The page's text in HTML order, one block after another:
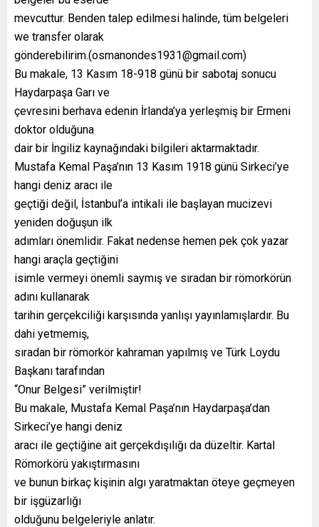
mevcuttur. Benden talep edilmesi halinde, tüm belgeleri
we transfer olarak
gönderebilirim.(osmanondes1931@gmail.com)
Bu makale, 13 Kasım 18-918 günü bir sabotaj sonucu
Haydarpaşa Garı ve
çevresini berhava edenin İrlanda’ya yerleşmiş bir Ermeni
doktor olduğuna
dair bir İngiliz kaynağındaki bilgileri aktarmaktadır.
Mustafa Kemal Paşa’nın 13 Kasım 1918 günü Sirkeci’ye
hangi deniz aracı ile
geçtiği değil, İstanbul’a intikali ile başlayan mucizevi
yeniden doğuşun ilk
adımları önemlidir. Fakat nedense hemen pek çok yazar
hangi araçla geçtiğini
isimle vermeyi önemli saymış ve sıradan bir römorkörün
adını kullanarak
tarihin gerçekciliği karşısında yanlışı yayınlamışlardır. Bu
dahi yetmemiş,
sıradan bir römorkör kahraman yapılmış ve Türk Loydu
Başkanı tarafından
“Onur Belgesi” verilmiştir!
Bu makale, Mustafa Kemal Paşa’nın Haydarpaşa’dan
Sirkeci’ye hangi deniz
aracı ile geçtiğine ait gerçekdışılığı da düzeltir. Kartal
Römorkörü yakıştırmasını
ve bunun birkaç kişinin algı yaratmaktan öteye geçmeyen
bir işgüzarlığı
olduğunu belgeleriyle anlatır.